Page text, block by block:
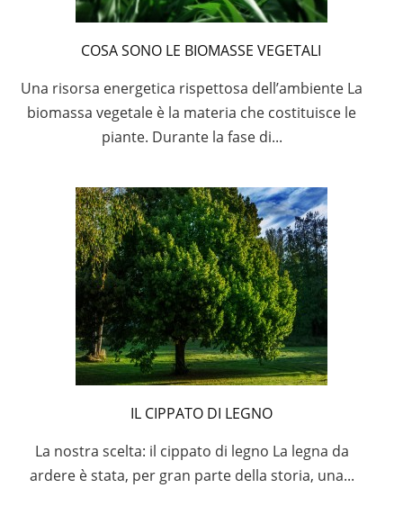
COSA SONO LE BIOMASSE VEGETALI
Una risorsa energetica rispettosa dell’ambiente La
biomassa vegetale è la materia che costituisce le
piante. Durante la fase di...
IL CIPPATO DI LEGNO
La nostra scelta: il cippato di legno La legna da
ardere è stata, per gran parte della storia, una...